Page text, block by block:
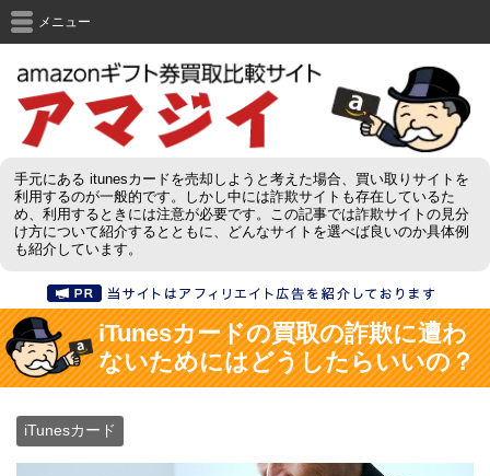
手元にある itunesカードを売却しようと考えた場合、買い取りサイトを
利用するのが一般的です。しかし中には詐欺サイトも存在しているた
め、利用するときには注意が必要です。この記事では詐欺サイトの見分
け方について紹介するとともに、どんなサイトを選べば良いのか具体例
も紹介しています。
メニュー
iTunesカードの買取の詐欺に遭わ
ないためにはどうしたらいいの？
iTunesカード